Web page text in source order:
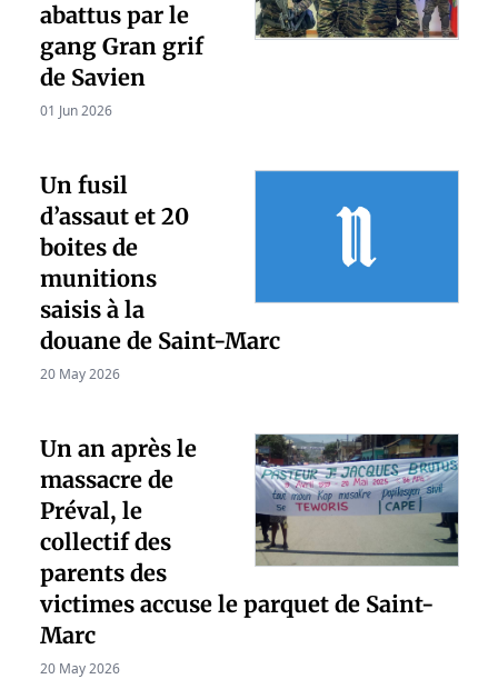
abattus par le
gang Gran grif
de Savien
01 Jun 2026
Un fusil
d’assaut et 20
boites de
munitions
saisis à la
douane de Saint-Marc
20 May 2026
Un an après le
massacre de
Préval, le
collectif des
parents des
victimes accuse le parquet de Saint-
Marc
20 May 2026